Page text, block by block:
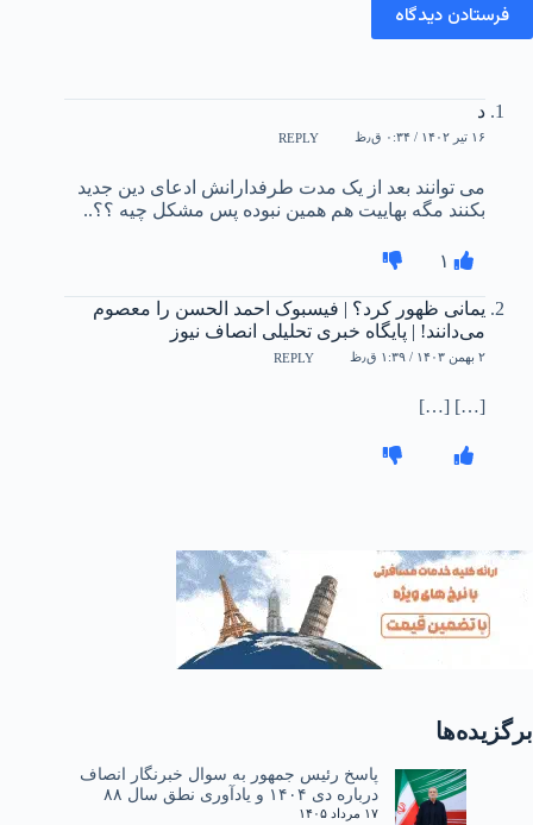
فرستادن دیدگاه
د
۱۶ تیر ۱۴۰۲ / ۰:۳۴ ق٫ظ REPLY
می توانند بعد از یک مدت طرفدارانش ادعای دین جدید
بکنند مگه بهاییت هم همین نبوده پس مشکل چیه ؟؟..
۱
یمانی ظهور کرد؟ | فیسبوک احمد الحسن را معصوم
می‌دانند! | پایگاه خبری تحلیلی انصاف نیوز
۲ بهمن ۱۴۰۳ / ۱:۳۹ ق٫ظ REPLY
[…] […]
برگزیده‌ها
پاسخ رئیس جمهور به سوال خبرنگار انصاف
درباره دی ۱۴۰۴ و یادآوری نطق سال ۸۸
۱۷ مرداد ۱۴۰۵